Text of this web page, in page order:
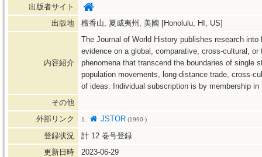
出版者サイト
出版地
檀香山, 夏威夷州, 美國 [Honolulu, HI, US]
内容紹介
The Journal of World History publishes research
evidence on a global, comparative, cross-cultural,
phenomena that transcend the boundaries of single
population movements, long-distance trade, cross-
of ideas. Individual subscription is by membership
その他
外部リンク
1. JSTOR (1990-)
登録状況 計 12 巻号登録
更新日時
2023-06-29